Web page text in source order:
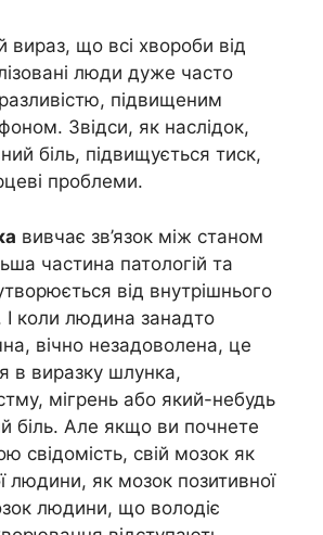
вираз, що всі хвороби від
люди дуже часто
підвищеним
Звідси, як наслідок,
біль, підвищується тиск,
проблеми.
вивчає зв’язок між станом
частина патологій та
від внутрішнього
коли людина занадто
вічно незадоволена, це
в виразку шлунка,
мігрень або який-небудь
біль. Але якщо ви почнете
свідомість, свій мозок як
людини, як мозок позитивної
людини, що володіє